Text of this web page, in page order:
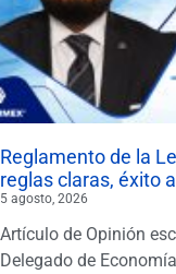
Reglamento de la
reglas claras, éxito
5 agosto, 2026
Artículo de Opinión
Delegado de